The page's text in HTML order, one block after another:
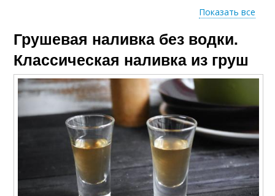
Грушевая настойка Настойка с изюмом
Грушево-мятная
настойка
Настойка из груши
Пряная настойка Настойка из груш
Показать все
Грушевая наливка без водки.
Классическая наливка из груш